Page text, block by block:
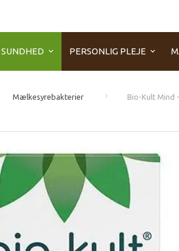
SUNDHED PERSONLIG PLEJE
Mælkesyrebakterier Bio-Kult Mind